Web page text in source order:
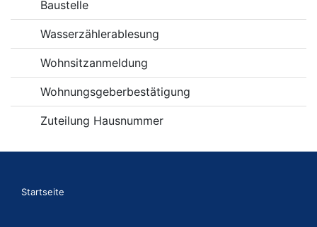
Baustelle
Wasserzählerablesung
Wohnsitzanmeldung
Wohnungsgeberbestätigung
Zuteilung Hausnummer
Startseite